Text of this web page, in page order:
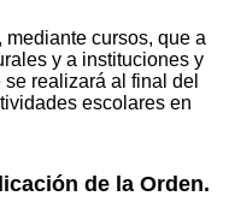
cursos, que a
y a instituciones y
realizará al final del
escolares en
de la Orden.